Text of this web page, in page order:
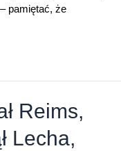
pamiętać, że
Reims,
Lecha,